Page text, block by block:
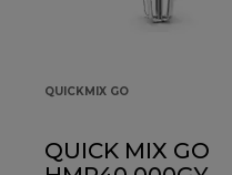
QUICKMIX GO
QUICK MIX GO